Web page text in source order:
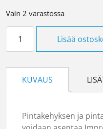
Vain 2 varastossa
Lisää
KUVAUS
Pintakehyksen ja